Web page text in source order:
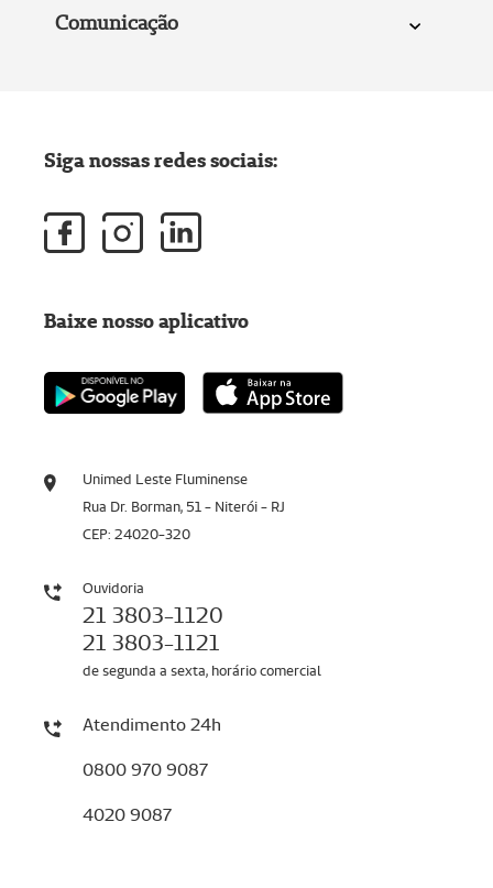
Comunicação
Unimed Leste Fluminense
Rua Dr. Borman, 51 - Niterói - RJ
CEP: 24020-320
Ouvidoria
21 3803-1120
21 3803-1121
de segunda a sexta, horário comercial
Atendimento 24h
0800 970 9087
4020 9087
Siga nossas redes sociais:
Baixe nosso aplicativo